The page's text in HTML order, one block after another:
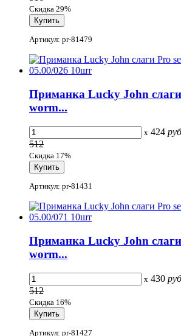
Скидка 29%
Артикул: pr-81479
Приманка Lucky John
worm...
x 424 руб
512
Скидка 17%
Артикул: pr-81431
Приманка Lucky John
worm...
x 430 руб
512
Скидка 16%
Артикул: pr-81427